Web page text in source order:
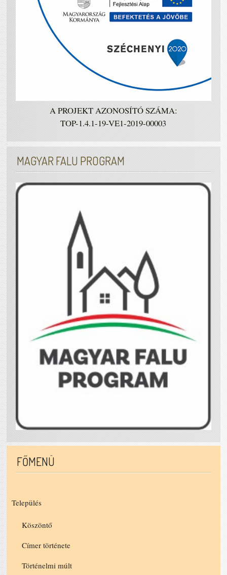
A PROJEKT AZONOSÍTÓ SZÁMA:
TOP-1.4.1-19-VE1-2019-00003
MAGYAR FALU PROGRAM
FŐMENÜ
Település
Köszöntő
Címer története
Történelmi múlt